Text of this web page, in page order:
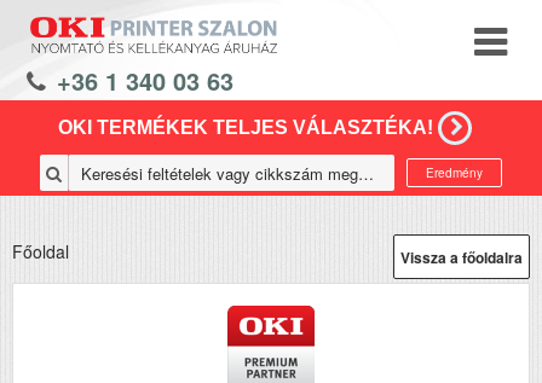
+36 1 340 03 63
OKI TERMÉKEK TELJES VÁLASZTÉKA!
Eredmény
Vissza a főoldalra
Főoldal